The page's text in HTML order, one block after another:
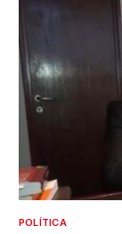
POLÍTICA